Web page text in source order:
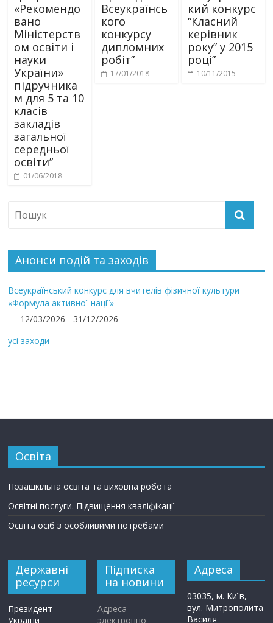
«Рекомендо
вано
Міністерств
ом освіти і
науки
України»
підручника
м для 5 та 10
класів
закладів
загальної
середньої
освіти”
01/06/2018
Всеукраїнсь
кого
конкурсу
дипломних
робіт”
17/01/2018
кий конкурс
“Класний
керівник
року” у 2015
році”
10/11/2015
Анонси подій та заходів
Всеукраїнський конкурс для вчителів фізичної культури
«Формула активної нації»
12/03/2026 - 31/12/2026
усі заходи
Освіта
Позашкільна освіта та виховна робота
Освітні послуги. Підвищення кваліфікації
Освіта осіб з особливими потребами
Державні
ресурси
Президент
України
Підписка
на новини
Адреса
электронної
Адреса
03035, м. Київ,
вул. Митрополита
Василя